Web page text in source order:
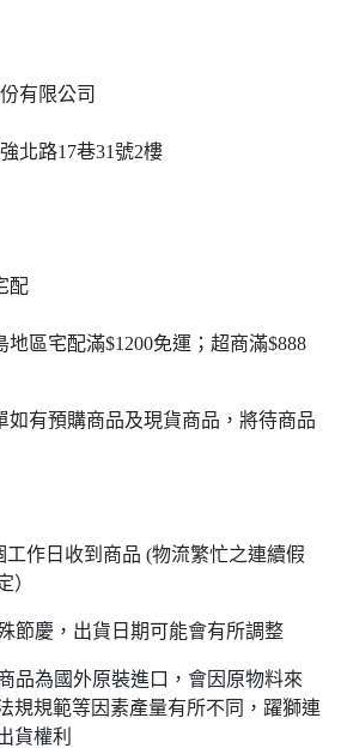
有限公司
北路17巷31號2樓
配
地區宅配滿$1200免運；超商滿$888
如有預購商品及現貨商品，將待商品
作日收到商品 (物流繁忙之連續假
）
節慶，出貨日期可能會有所調整
品為國外原裝進口，會因原物料來
規規範等因素產量有所不同，躍獅連
貨權利